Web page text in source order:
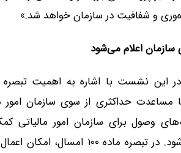
و شفافیت در سازمان خواهد شد.»
اعلام می‌شود
گفت: «مالیات مقطوع تبصره ۱۰۰ با مساعدت حداکثری از
وصول برای سازمان امور
هزینه‌های حسابرسی برای مودیان منجر می‌شود.